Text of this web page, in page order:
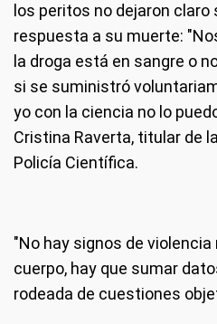
los peritos no dejaron
respuesta a su muerte:
la droga está en sangre o
si se suministró
yo con la ciencia no lo
Cristina Raverta, titular de
Policía Científica.
"No hay signos de violencia
cuerpo, hay que sumar
rodeada de cuestiones